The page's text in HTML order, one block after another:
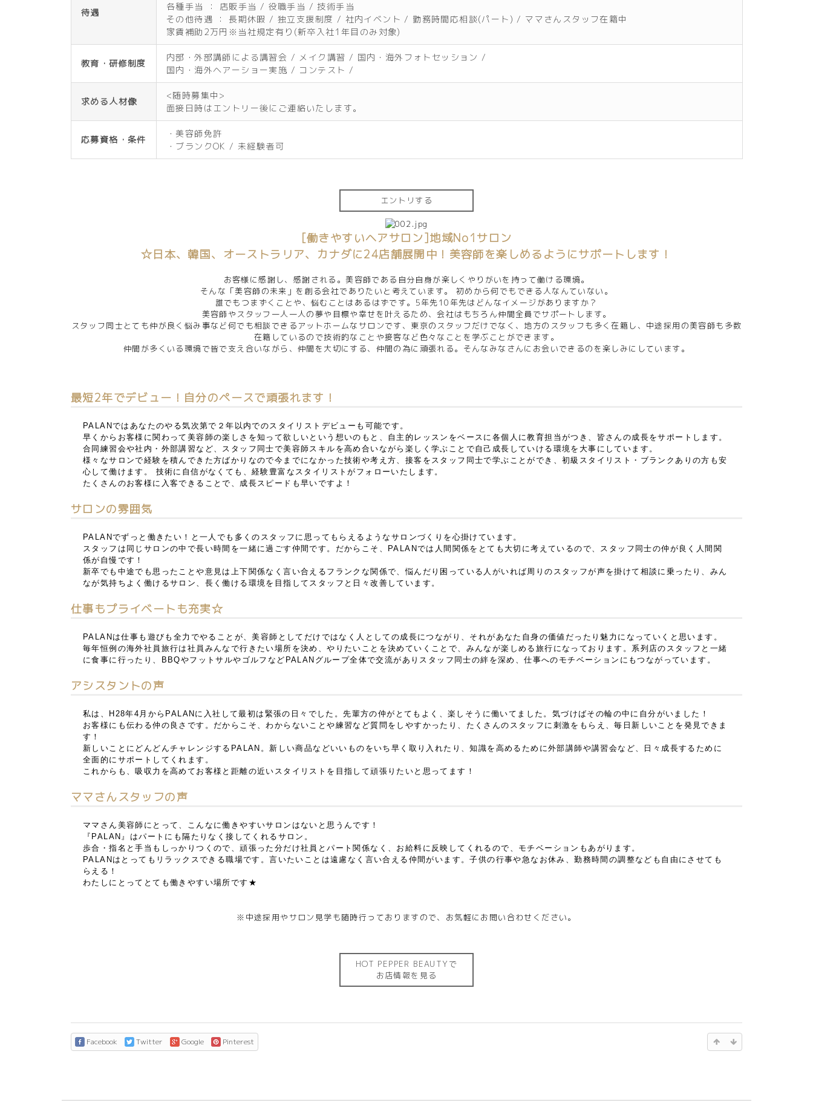
待遇
各種手当 ： 店販手当 / 役職手当 / 技術手当
その他待遇 ： 長期休暇 / 独立支援制度 / 社内イベント / 勤務時間応相談(パート) / ママさんスタッフ在籍中
家賃補助2万円※当社規定有り(新卒入社1年目のみ対象)
教育・研修制度
内部・外部講師による講習会 / メイク講習 / 国内・海外フォトセッション /
国内・海外ヘアーショー実施 / コンテスト /
求める人材像
<随時募集中>
面接日時はエントリー後にご連絡いたします。
応募資格・条件
・美容師免許
・ブランクOK / 未経験者可
エントリする
[働きやすいヘアサロン]地域No1サロン
☆日本、韓国、オーストラリア、カナダに24店舗展開中！美容師を楽しめるようにサポートします！
お客様に感謝し、感謝される。美容師である自分自身が楽しくやりがいを持って働ける環境。
そんな「美容師の未来」を創る会社でありたいと考えています。 初めから何でもできる人なんていない。
誰でもつまずくことや、悩むことはあるはずです。5年先10年先はどんなイメージがありますか？
美容師やスタッフ一人一人の夢や目標や幸せを叶えるため、会社はもちろん仲間全員でサポートします。
スタッフ同士とても仲が良く悩み事など何でも相談できるアットホームなサロンです、東京のスタッフだけでなく、地方のスタッフも多く在籍し、中途採用の美容師も多数
在籍しているので技術的なことや接客など色々なことを学ぶことができます。
仲間が多くいる環境で皆で支え合いながら、仲間を大切にする、仲間の為に頑張れる。そんなみなさんにお会いできるのを楽しみにしています。
最短2年でデビュー！自分のペースで頑張れます！
PALANではあなたのやる気次第で２年以内でのスタイリストデビューも可能です。
早くからお客様に関わって美容師の楽しさを知って欲しいという想いのもと、自主的レッスンをベースに各個人に教育担当がつき、皆さんの成長をサポートします。
合同練習会や社内・外部講習など、スタッフ同士で美容師スキルを高め合いながら楽しく学ぶことで自己成長していける環境を大事にしています。
様々なサロンで経験を積んできた方ばかりなので今までになかった技術や考え方、接客をスタッフ同士で学ぶことができ、初級スタイリスト・ブランクありの方も安
心して働けます。 技術に自信がなくても、経験豊富なスタイリストがフォローいたします。
たくさんのお客様に入客できることで、成長スピードも早いですよ！
サロンの雰囲気
PALANでずっと働きたい！と一人でも多くのスタッフに思ってもらえるようなサロンづくりを心掛けています。
スタッフは同じサロンの中で長い時間を一緒に過ごす仲間です。だからこそ、PALANでは人間関係をとても大切に考えているので、スタッフ同士の仲が良く人間関
係が自慢です！
新卒でも中途でも思ったことや意見は上下関係なく言い合えるフランクな関係で、悩んだり困っている人がいれば周りのスタッフが声を掛けて相談に乗ったり、みん
なが気持ちよく働けるサロン、長く働ける環境を目指してスタッフと日々改善しています。
仕事もプライベートも充実☆
PALANは仕事も遊びも全力でやることが、美容師としてだけではなく人としての成長につながり、それがあなた自身の価値だったり魅力になっていくと思います。
毎年恒例の海外社員旅行は社員みんなで行きたい場所を決め、やりたいことを決めていくことで、みんなが楽しめる旅行になっております。系列店のスタッフと一緒
に食事に行ったり、BBQやフットサルやゴルフなどPALANグループ全体で交流がありスタッフ同士の絆を深め、仕事へのモチベーションにもつながっています。
アシスタントの声
私は、H28年4月からPALANに入社して最初は緊張の日々でした。先輩方の仲がとてもよく、楽しそうに働いてました。気づけばその輪の中に自分がいました！
お客様にも伝わる仲の良さです。だからこそ、わからないことや練習など質問をしやすかったり、たくさんのスタッフに刺激をもらえ、毎日新しいことを発見できま
す！
新しいことにどんどんチャレンジするPALAN。新しい商品などいいものをいち早く取り入れたり、知識を高めるために外部講師や講習会など、日々成長するために
全面的にサポートしてくれます。
これからも、吸収力を高めてお客様と距離の近いスタイリストを目指して頑張りたいと思ってます！
ママさんスタッフの声
ママさん美容師にとって、こんなに働きやすいサロンはないと思うんです！
『PALAN』はパートにも隔たりなく接してくれるサロン。
歩合・指名と手当もしっかりつくので、頑張った分だけ社員とパート関係なく、お給料に反映してくれるので、モチベーションもあがります。
PALANはとってもリラックスできる職場です。言いたいことは遠慮なく言い合える仲間がいます。子供の行事や急なお休み、勤務時間の調整なども自由にさせても
らえる！
わたしにとってとても働きやすい場所です★
※中途採用やサロン見学も随時行っておりますので、お気軽にお問い合わせください。
HOT PEPPER BEAUTYで
お店情報を見る
Facebook Twitter Google Pinterest